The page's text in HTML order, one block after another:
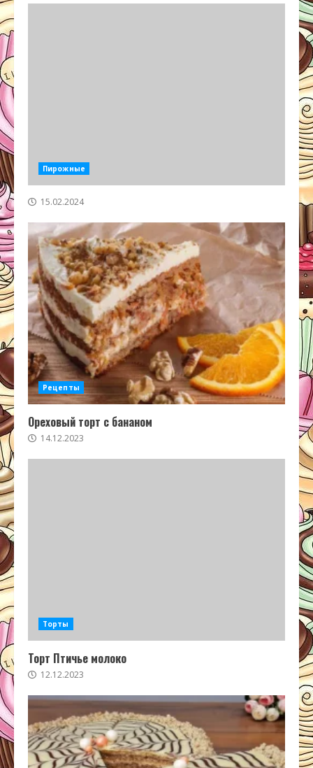
Пирожные
15.02.2024
Рецепты
Ореховый торт с бананом
14.12.2023
Торты
Торт Птичье молоко
12.12.2023